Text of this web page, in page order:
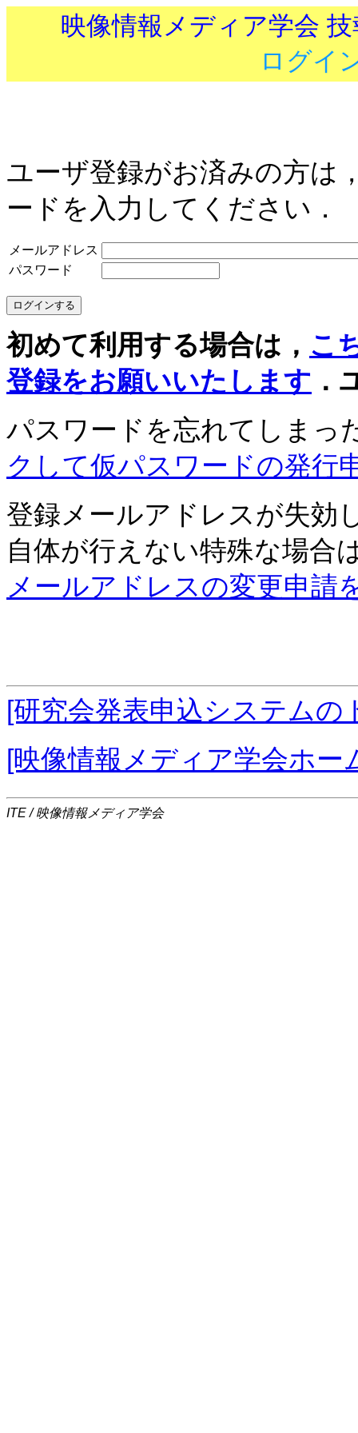
映像情報メディア学会
ログイ
ユーザ登録がお済みの方は
ードを入力してください．
メールアドレス
パスワード
初めて利用する場合は， こ
登録をお願いいたします ．
パスワードを忘れてしまっ
クして仮パスワードの発行
登録メールアドレスが失効
自体が行えない特殊な場合
メールアドレスの変更申請
[研究会発表申込システム
[映像情報メディア学会ホー
ITE / 映像情報メディア学会